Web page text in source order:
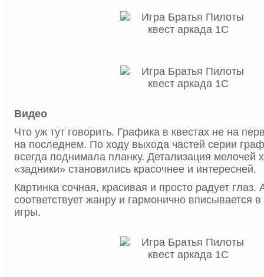
Видео
Что уж тут говорить. Графика в квестах не на
на последнем. По ходу выхода частей серии
всегда поднимала планку. Детализация мелочей
«задники» становились красочнее и интересней.
Картинка сочная, красивая и просто радует глаз.
соответствует жанру и гармонично вписывается
игры.